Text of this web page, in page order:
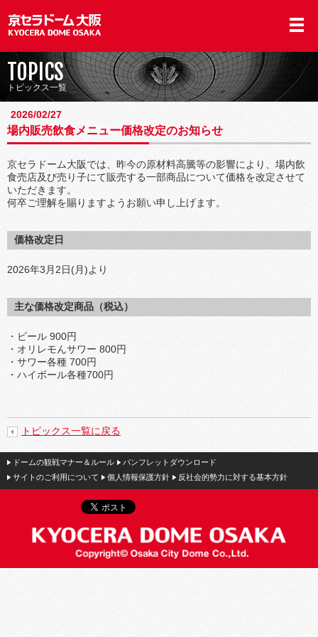
TOPICS
トピックス一覧
2026/02/27
場内販売飲食メニュー価格改定のお知らせ
京セラドーム大阪では、昨今の原材料高騰等の影響により、場内飲
食売店及び売り子にて販売する一部商品について価格を改定させて
いただきます。
何卒ご理解を賜りますようお願い申し上げます。
価格改定日
2026年3月2日(月)より
主な価格改定商品（税込）
・ビール 900円
・オリレモんサワー 800円
・サワー各種 700円
・ハイボール各種700円
トピックス一覧に戻る
ドームの観戦マナー＆ルール
パンフレットダウンロード
サイトのご利用について
個人情報保護方針 反社会的勢力に対する基本方針